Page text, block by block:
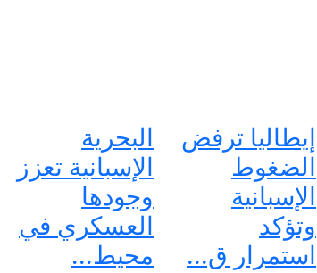
إيطاليا ترفض
الضغوط
الإسبانية
وتؤكد
استمرار ق...
البحرية
الإسبانية تعزز
وجودها
العسكري في
محيط...